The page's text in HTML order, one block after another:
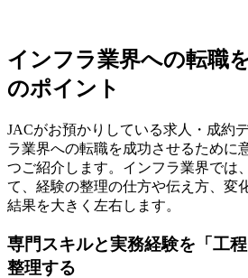
インフラ業界への転職
のポイント
JACがお預かりしている求人・成約
ラ業界への転職を成功させるために
つご紹介します。インフラ業界では
て、経験の整理の仕方や伝え方、変
結果を大きく左右します。
専門スキルと実務経験を「工
整理する